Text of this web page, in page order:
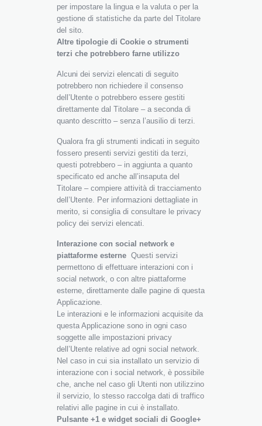
per impostare la lingua e la valuta o per la
gestione di statistiche da parte del Titolare
del sito.
Altre tipologie di Cookie o strumenti
terzi che potrebbero farne utilizzo
Alcuni dei servizi elencati di seguito
potrebbero non richiedere il consenso
dell’Utente o potrebbero essere gestiti
direttamente dal Titolare – a seconda di
quanto descritto – senza l’ausilio di terzi.
Qualora fra gli strumenti indicati in seguito
fossero presenti servizi gestiti da terzi,
questi potrebbero – in aggiunta a quanto
specificato ed anche all’insaputa del
Titolare – compiere attività di tracciamento
dell’Utente. Per informazioni dettagliate in
merito, si consiglia di consultare le privacy
policy dei servizi elencati.
Interazione con social network e
piattaforme esterne Questi servizi
permettono di effettuare interazioni con i
social network, o con altre piattaforme
esterne, direttamente dalle pagine di questa
Applicazione.
Le interazioni e le informazioni acquisite da
questa Applicazione sono in ogni caso
soggette alle impostazioni privacy
dell’Utente relative ad ogni social network.
Nel caso in cui sia installato un servizio di
interazione con i social network, è possibile
che, anche nel caso gli Utenti non utilizzino
il servizio, lo stesso raccolga dati di traffico
relativi alle pagine in cui è installato.
Pulsante +1 e widget sociali di Google+